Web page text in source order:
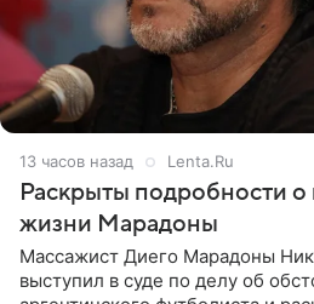
13 часов назад Lenta.Ru
Раскрыты подробности о
жизни Марадоны
Массажист Диего Марадоны
выступил в суде по делу об